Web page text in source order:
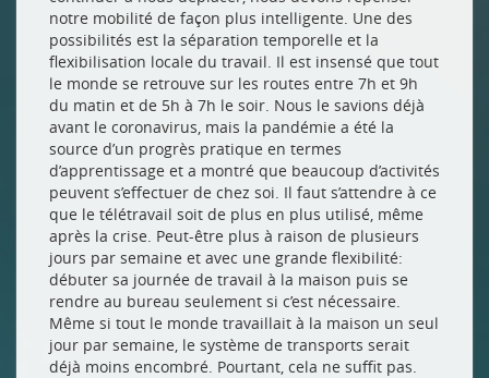
notre mobilité de façon plus intelligente. Une des
possibilités est la séparation temporelle et la
flexibilisation locale du travail. Il est insensé que tout
le monde se retrouve sur les routes entre 7h et 9h
du matin et de 5h à 7h le soir. Nous le savions déjà
avant le coronavirus, mais la pandémie a été la
source d’un progrès pratique en termes
d’apprentissage et a montré que beaucoup d’activités
peuvent s’effectuer de chez soi. Il faut s’attendre à ce
que le télétravail soit de plus en plus utilisé, même
après la crise. Peut-être plus à raison de plusieurs
jours par semaine et avec une grande flexibilité:
débuter sa journée de travail à la maison puis se
rendre au bureau seulement si c’est nécessaire.
Même si tout le monde travaillait à la maison un seul
jour par semaine, le système de transports serait
déjà moins encombré. Pourtant, cela ne suffit pas.